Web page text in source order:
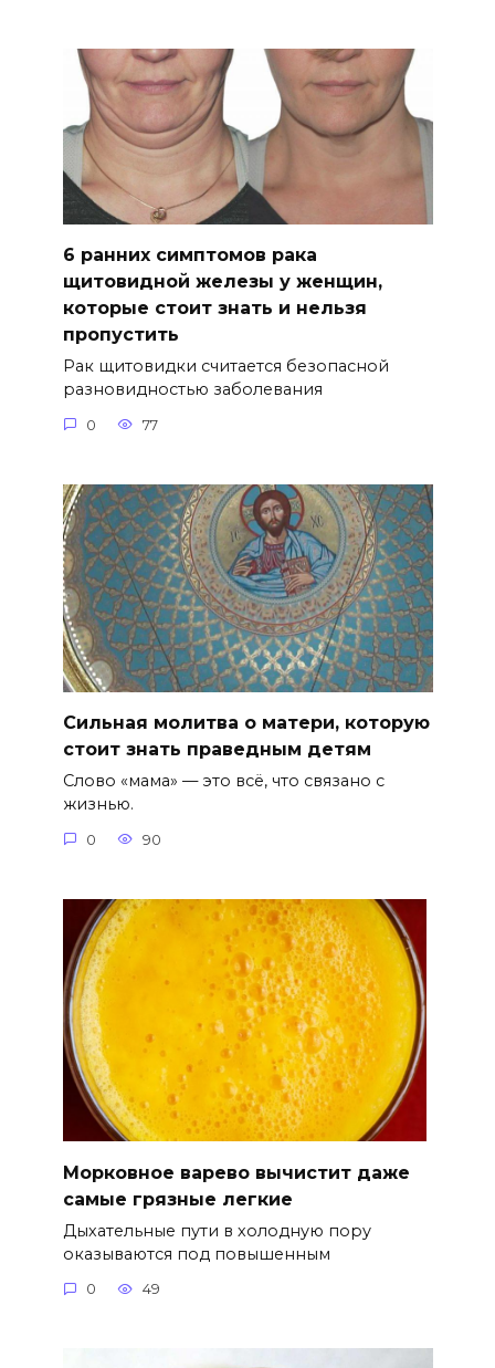
6 ранних симптомов рака
щитовидной железы у женщин,
которые стоит знать и нельзя
пропустить
Рак щитовидки считается безопасной
разновидностью заболевания
0 77
Сильная молитва о матери, которую
стоит знать праведным детям
Слово «мама» — это всё, что связано с
жизнью.
0 90
Морковное варево вычистит даже
самые грязные легкие
Дыхательные пути в холодную пору
оказываются под повышенным
0 49